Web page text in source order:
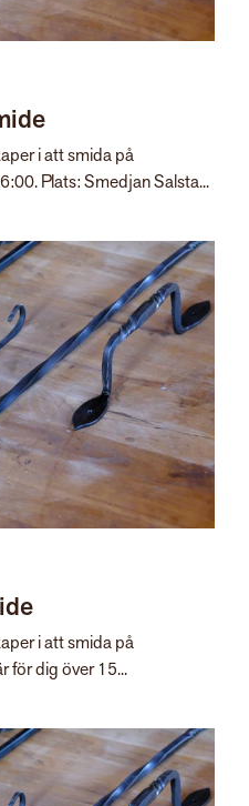
i att smida på
Plats: Smedjan Salsta...
i att smida på
för dig över 15...